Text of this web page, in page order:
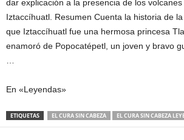
dar explicación a la presencia de los
Iztaccíhuatl. Resumen Cuenta la historia de
que Iztaccíhuatl fue una hermosa princesa
enamoró de Popocatépetl, un joven y bravo
En «Leyendas»
ETIQUETAS EL CURA SIN CABEZA EL CURA SIN CABEZA